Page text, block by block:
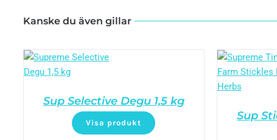
Kanske du även gillar
Sup Selective Degu 1,5 kg
Visa produkt
Sup